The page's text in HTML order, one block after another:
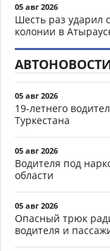
05 авг 2026
Шесть раз ударил
колонии в
05 авг 2026
19-летнего
Туркестана
05 авг 2026
Водителя под
области
05 авг 2026
Опасный трюк
водителя и